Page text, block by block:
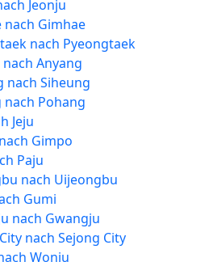
Jeonju
nach Gimhae
nach Pyeongtaek
Anyang
nach Siheung
Pohang
Jeju
Gimpo
Paju
nach Uijeongbu
Gumi
nach Gwangju
nach Sejong City
Wonju